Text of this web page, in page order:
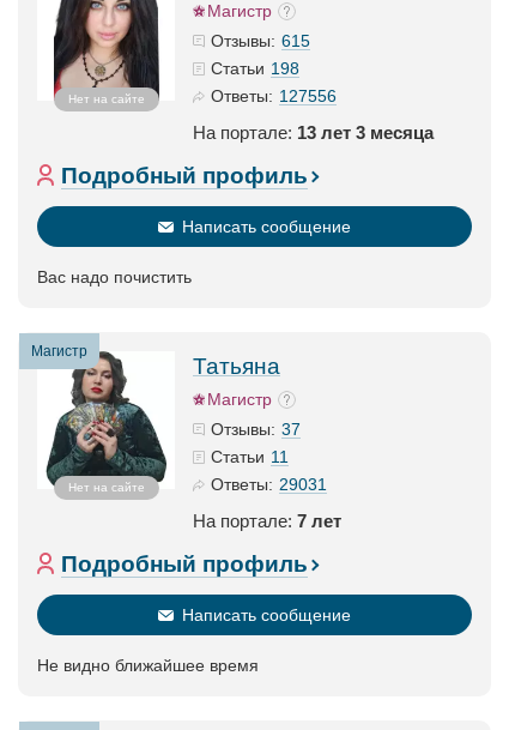
Нет на сайте
Магистр
Отзывы: 615
Статьи 198
Ответы: 127556
На портале: 13 лет 3 месяца
Подробный профиль
Написать сообщение
Вас надо почистить
Магистр
Нет на сайте
Татьяна
Магистр
Отзывы: 37
Статьи 11
Ответы: 29031
На портале: 7 лет
Подробный профиль
Написать сообщение
Не видно ближайшее время